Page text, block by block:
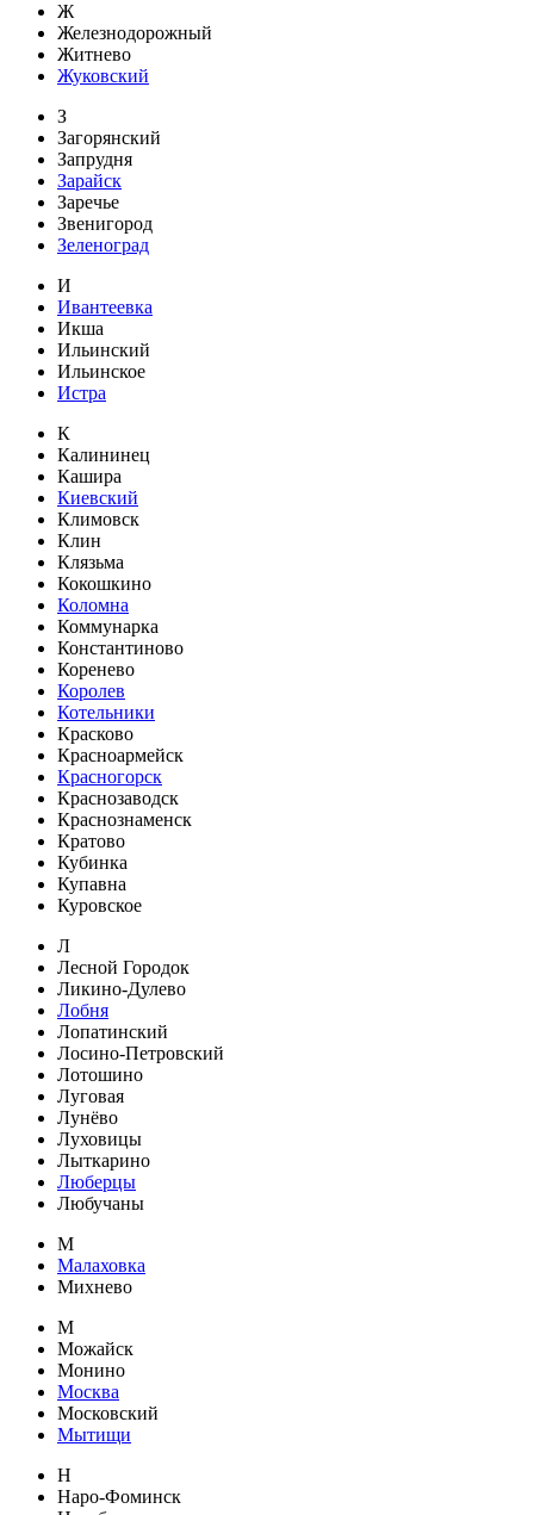
Ж
Железнодорожный
Житнево
Жуковский
З
Загорянский
Запрудня
Зарайск
Заречье
Звенигород
Зеленоград
И
Ивантеевка
Икша
Ильинский
Ильинское
Истра
К
Калининец
Кашира
Киевский
Климовск
Клин
Клязьма
Кокошкино
Коломна
Коммунарка
Константиново
Коренево
Королев
Котельники
Красково
Красноармейск
Красногорск
Краснозаводск
Краснознаменск
Кратово
Кубинка
Купавна
Куровское
Л
Лесной Городок
Ликино-Дулево
Лобня
Лопатинский
Лосино-Петровский
Лотошино
Луговая
Лунёво
Луховицы
Лыткарино
Люберцы
Любучаны
М
Малаховка
Михнево
М
Можайск
Монино
Москва
Московский
Мытищи
Н
Наро-Фоминск